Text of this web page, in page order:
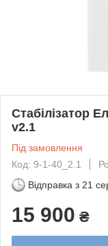
Стабілізатор
v2.1
Під замовлення
Код: 9-1-40_2.1
Відправка з 21
15 900 ₴